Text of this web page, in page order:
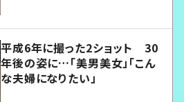
平成6年に撮った2ショット 30
年後の姿に…「美男美女」「こん
な夫婦になりたい」